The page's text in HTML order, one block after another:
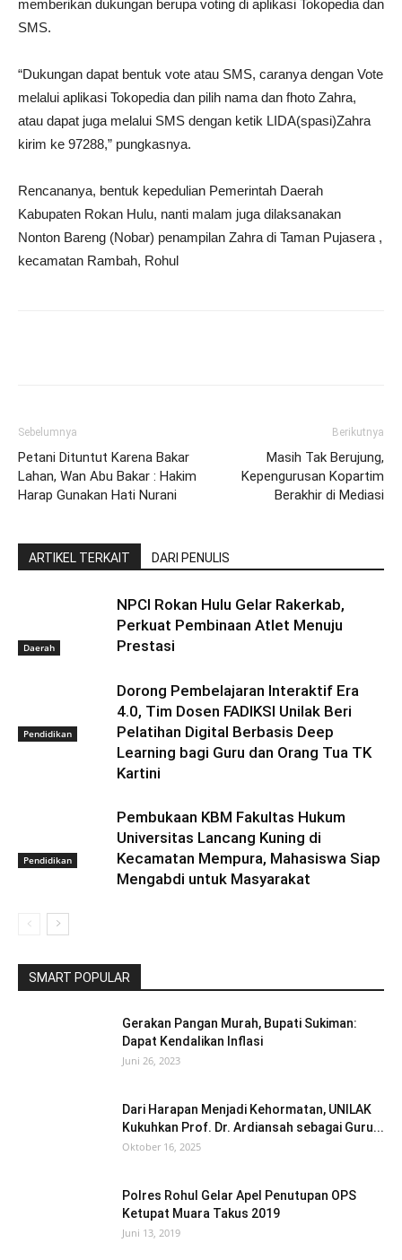
memberikan dukungan berupa voting di aplikasi Tokopedia dan
SMS.
“Dukungan dapat bentuk vote atau SMS, caranya dengan Vote
melalui aplikasi Tokopedia dan pilih nama dan fhoto Zahra,
atau dapat juga melalui SMS dengan ketik LIDA(spasi)Zahra
kirim ke 97288,” pungkasnya.
Rencananya, bentuk kepedulian Pemerintah Daerah
Kabupaten Rokan Hulu, nanti malam juga dilaksanakan
Nonton Bareng (Nobar) penampilan Zahra di Taman Pujasera ,
kecamatan Rambah, Rohul
Sebelumnya
Petani Dituntut Karena Bakar
Lahan, Wan Abu Bakar : Hakim
Harap Gunakan Hati Nurani
Berikutnya
Masih Tak Berujung,
Kepengurusan Kopartim
Berakhir di Mediasi
ARTIKEL TERKAIT DARI PENULIS
Daerah
NPCI Rokan Hulu Gelar Rakerkab,
Perkuat Pembinaan Atlet Menuju
Prestasi
Pendidikan
Dorong Pembelajaran Interaktif Era
4.0, Tim Dosen FADIKSI Unilak Beri
Pelatihan Digital Berbasis Deep
Learning bagi Guru dan Orang Tua TK
Kartini
Pendidikan
Pembukaan KBM Fakultas Hukum
Universitas Lancang Kuning di
Kecamatan Mempura, Mahasiswa Siap
Mengabdi untuk Masyarakat
SMART POPULAR
Gerakan Pangan Murah, Bupati Sukiman:
Dapat Kendalikan Inflasi
Juni 26, 2023
Dari Harapan Menjadi Kehormatan, UNILAK
Kukuhkan Prof. Dr. Ardiansah sebagai Guru...
Oktober 16, 2025
Polres Rohul Gelar Apel Penutupan OPS
Ketupat Muara Takus 2019
Juni 13, 2019